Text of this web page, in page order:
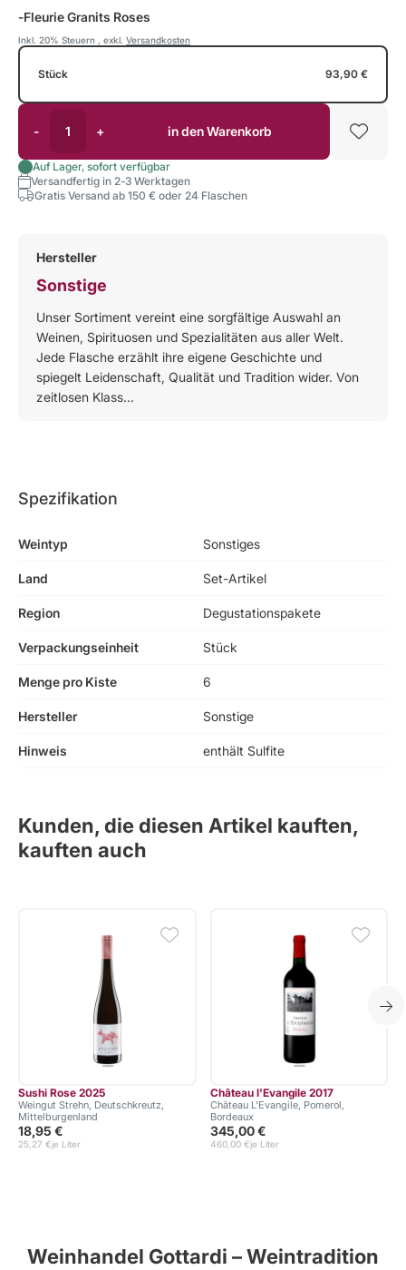
-Fleurie Granits Roses
Inkl. 20% Steuern , exkl. Versandkosten
Stück 93,90 €
- + in den Warenkorb
Auf Lager, sofort verfügbar
Versandfertig in 2-3 Werktagen
Gratis Versand ab 150 € oder 24 Flaschen
Hersteller
Sonstige
Unser Sortiment vereint eine sorgfältige Auswahl an
Weinen, Spirituosen und Spezialitäten aus aller Welt.
Jede Flasche erzählt ihre eigene Geschichte und
spiegelt Leidenschaft, Qualität und Tradition wider. Von
zeitlosen Klass...
Spezifikation
Weintyp Sonstiges
Land Set-Artikel
Region Degustationspakete
Verpackungseinheit Stück
Menge pro Kiste 6
Hersteller Sonstige
Hinweis enthält Sulfite
Kunden, die diesen Artikel kauften,
kauften auch
Sushi Rose 2025
Weingut Strehn, Deutschkreutz,
Mittelburgenland
18,95 €
je Liter
25,27 €
Château l'Evangile 2017
Château L'Evangile, Pomerol,
Bordeaux
345,00 €
je Liter
460,00 €
Weinhandel Gottardi – Weintradition